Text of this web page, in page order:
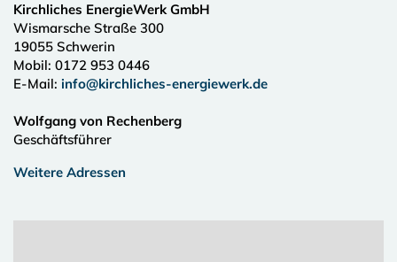
Kirchliches EnergieWerk GmbH
Wismarsche Straße 300
19055 Schwerin
Mobil: 0172 953 0446
E-Mail: info@kirchliches-energiewerk.de
Wolfgang von Rechenberg
Geschäftsführer
Weitere Adressen